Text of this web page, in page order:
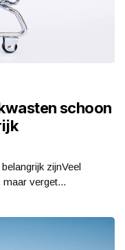
schoon
zijnVeel
verget...